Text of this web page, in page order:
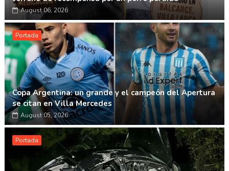
August 06, 2026
Portada
Copa Argentina: un grande y el campeón del Apertura
se citan en Villa Mercedes
August 05, 2026
Portada